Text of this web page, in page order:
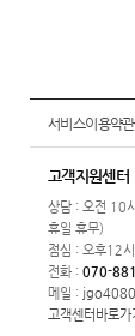
서비스이용약관
고객지원센터
상담 : 오전 10
휴일 휴무)
점심 : 오후12
전화 : 070-
메일 :
고객센터바로가